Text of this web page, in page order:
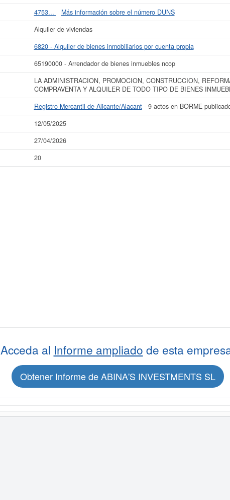
La última actualización del informe de empresa se ha realizado el 12/05/2025.
4753...
Más información sobre el número DUNS
Alquiler de viviendas
6820 - Alquiler de bienes inmobiliarios por cuenta propia
65190000 - Arrendador de bienes inmuebles ncop
LA ADMINISTRACION, PROMOCION, CONSTRUCCION,
COMPRAVENTA Y ALQUILER DE TODO TIPO DE BIENES
Registro Mercantil de Alicante/Alacant- 9 actos en BORME
12/05/2025
27/04/2026
20
Acceda al Informe ampliado de esta
Obtener Informe de ABINA'S INVESTMENTS SL